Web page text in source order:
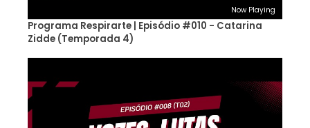
Now Playing
Programa Respirarte | Episódio #010 - Catarina
Zidde (Temporada 4)